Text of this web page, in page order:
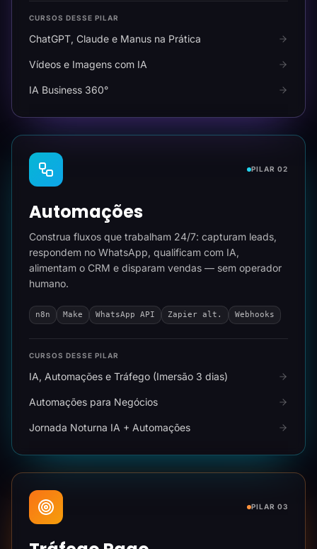
CURSOS DESSE PILAR
ChatGPT, Claude e Manus na Prática
Vídeos e Imagens com IA
IA Business 360°
PILAR 02
Automações
Construa fluxos que trabalham 24/7: capturam leads,
respondem no WhatsApp, qualificam com IA,
alimentam o CRM e disparam vendas — sem operador
humano.
n8n Make WhatsApp API Zapier alt. Webhooks
CURSOS DESSE PILAR
IA, Automações e Tráfego (Imersão 3 dias)
Automações para Negócios
Jornada Noturna IA + Automações
PILAR 03